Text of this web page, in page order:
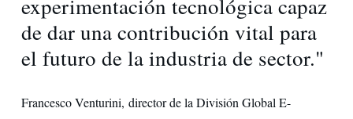
experimentación tecnológica capaz
de dar una contribución vital para
el futuro de la industria de sector."
Francesco Venturini, director de la División Global E-